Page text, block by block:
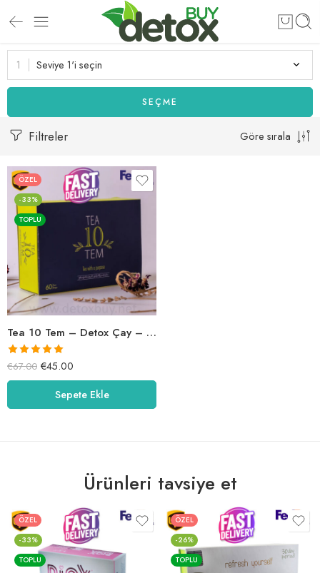
Seviye 1'i seçin
SEÇME
Filtreler Göre sırala
ÖZEL
-33%
TOPLU
Tea 10 Tem – Detox Çay – Tea10Tea
5 üzerinden
5.00oy aldı
€67.00 €45.00
Sepete Ekle
Ürünleri tavsiye et
ÖZEL
-33%
TOPLU
ÖZEL
-26%
TOPLU